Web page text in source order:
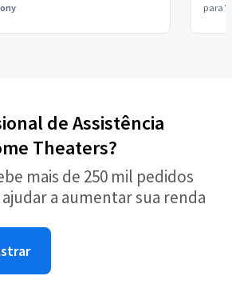
para
de Assistência
Theaters?
mais de 250 mil pedidos
a aumentar sua renda